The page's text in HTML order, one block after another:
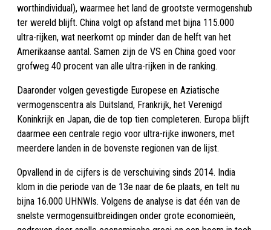
worthindividual), waarmee het land de grootste vermogenshub
ter wereld blijft. China volgt op afstand met bijna 115.000
ultra-rijken, wat neerkomt op minder dan de helft van het
Amerikaanse aantal. Samen zijn de VS en China goed voor
grofweg 40 procent van alle ultra-rijken in de ranking.
Daaronder volgen gevestigde Europese en Aziatische
vermogenscentra als Duitsland, Frankrijk, het Verenigd
Koninkrijk en Japan, die de top tien completeren. Europa blijft
daarmee een centrale regio voor ultra-rijke inwoners, met
meerdere landen in de bovenste regionen van de lijst.
Opvallend in de cijfers is de verschuiving sinds 2014. India
klom in die periode van de 13e naar de 6e plaats, en telt nu
bijna 16.000 UHNWIs. Volgens de analyse is dat één van de
snelste vermogensuitbreidingen onder grote economieën,